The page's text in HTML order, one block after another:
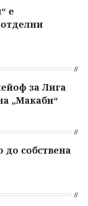
е
за Лига
„Макаби“
до собствена